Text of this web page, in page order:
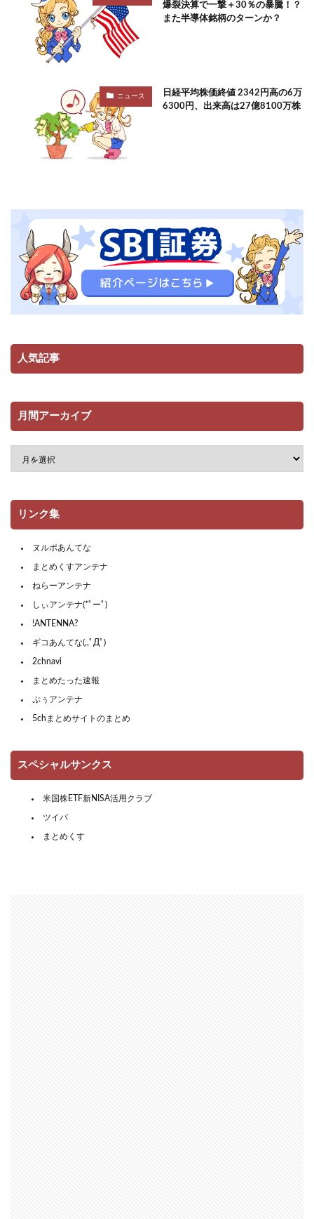
爆裂決算で一撃＋30％の暴騰！？
また半導体銘柄のターンか？
ニュース
日経平均株価終値 2342円高の6万
6300円、出来高は27億8100万株
人気記事
月間アーカイブ
リンク集
ヌルポあんてな
まとめくすアンテナ
ねらーアンテナ
しぃアンテナ(*ﾟーﾟ)
!ANTENNA?
ギコあんてな(,,ﾟДﾟ)
2chnavi
まとめたった速報
ぷぅアンテナ
5chまとめサイトのまとめ
スペシャルサンクス
米国株ETF新NISA活用クラブ
ツイバ
まとめくす